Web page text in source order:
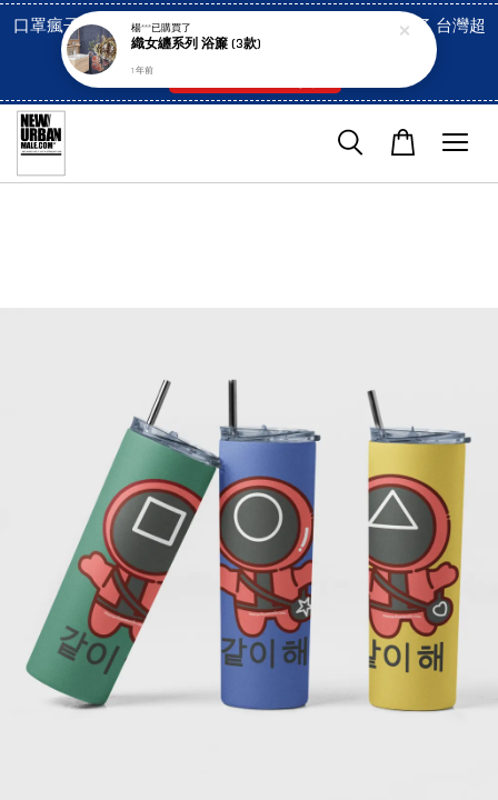
口罩瘋子官網, 放心訂購! 香港澳門信用卡付費已經開啓了 台灣超
市貨到付款也是!
楊***已購買了
織女纏系列 浴簾 (3款)
1 年前